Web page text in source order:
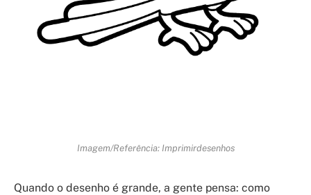
Imagem/Referência: Imprimirdesenhos
Quando o desenho é grande, a gente pensa: como